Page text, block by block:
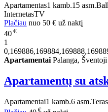
Apartamentas1 kamb.15 asm.
InternetasTV
Plačiau nuo 50 € už naktį
40 €
1
Apartamentai Palanga, Šventoji
Apartamentų su
Apartamentai1 kamb.6 asm.
€